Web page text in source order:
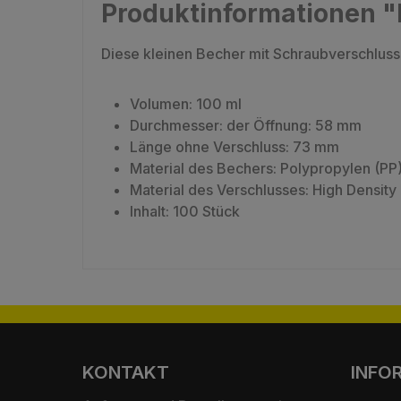
Produktinformationen
Diese kleinen Becher mit
Volumen: 100 ml
Durchmesser: der Öffnung: 58 mm
Länge ohne Verschluss: 73 mm
Material des Bechers: Polypropylen (PP)
Material des Verschlusses: High
Inhalt: 100 Stück
KONTAKT